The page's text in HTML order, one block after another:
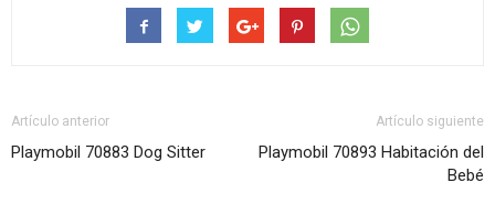
Artículo anterior
Playmobil 70883 Dog Sitter
Artículo siguiente
Playmobil 70893 Habitación del
Bebé